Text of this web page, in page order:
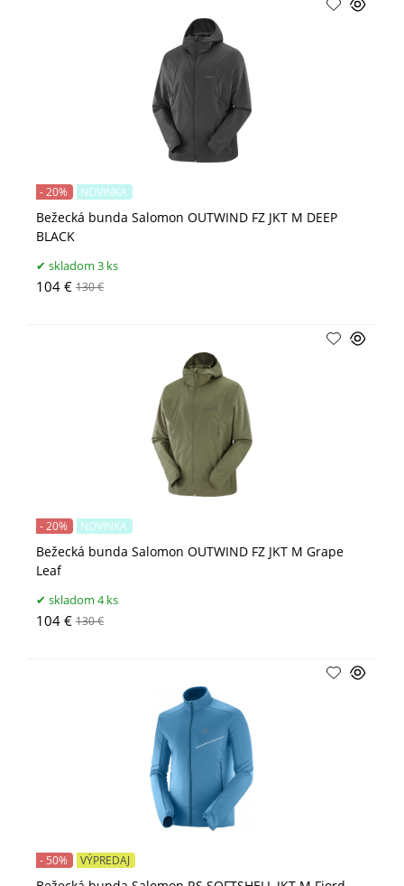
Bežecká bunda Salomon OUTWIND FZ JKT M DEEP
BLACK
- 20% NOVINKA
skladom 3 ks
104 € 130 €
Bežecká bunda Salomon OUTWIND FZ JKT M Grape
Leaf
- 20% NOVINKA
skladom 4 ks
104 € 130 €
- 50% VÝPREDAJ